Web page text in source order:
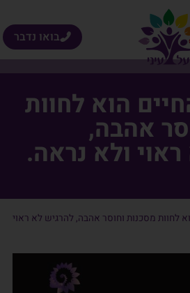
בואו נדבר
הוא לחוות
אהבה,
ולא נראה.
לחוות מסכנות וחוסר אהבה, להרגיש לא ראוי